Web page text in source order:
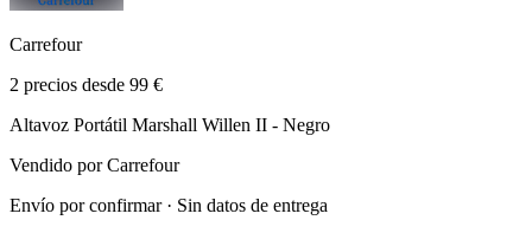
Carrefour
2 precios desde 99 €
Altavoz Portátil Marshall Willen II - Negro
Vendido por Carrefour
Envío por confirmar · Sin datos de entrega